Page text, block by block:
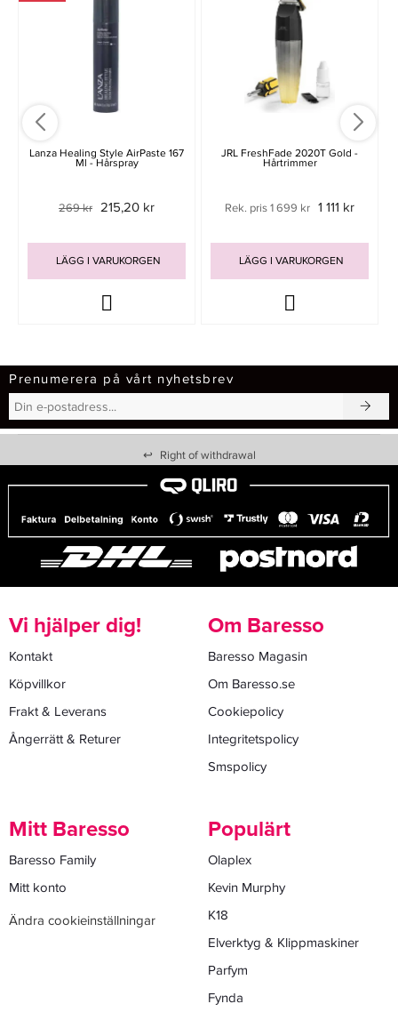
Lanza Healing Style AirPaste 167
Ml - Hårspray
269 kr 215,20 kr
LÄGG I VARUKORGEN
JRL FreshFade 2020T Gold -
Hårtrimmer
Rek. pris 1 699 kr 1 111 kr
LÄGG I VARUKORGEN
Prenumerera på vårt nyhetsbrev
↩ Right of withdrawal
Vi hjälper dig!
Kontakt
Köpvillkor
Frakt & Leverans
Ångerrätt & Returer
Om Baresso
Baresso Magasin
Om Baresso.se
Cookiepolicy
Integritetspolicy
Smspolicy
Mitt Baresso
Baresso Family
Mitt konto
Ändra cookieinställningar
Populärt
Olaplex
Kevin Murphy
K18
Elverktyg & Klippmaskiner
Parfym
Fynda